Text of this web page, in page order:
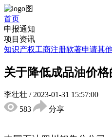
首页
申报通知
项目资讯
知识产权工商注册软著申请其
关于降低成品油价格
李壮壮 / 2023-01-31 15:57:00
583
分享